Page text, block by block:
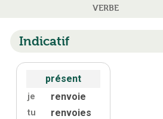
VERBE
Indicatif
présent
je renvoie
tu renvoies